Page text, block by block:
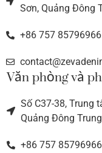
Sơn, Quảng Đông
+86 757 85796966
Văn phòng và
Số C37-38, Trung
Quảng Đông
+86 757 85796966